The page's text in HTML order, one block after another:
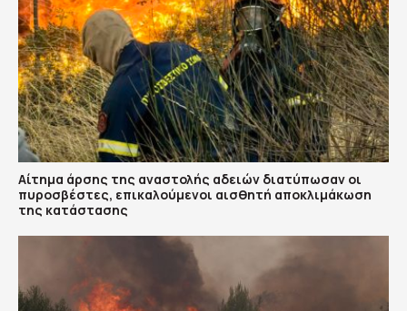
Αίτημα άρσης της αναστολής αδειών διατύπωσαν οι
πυροσβέστες, επικαλούμενοι αισθητή αποκλιμάκωση
της κατάστασης